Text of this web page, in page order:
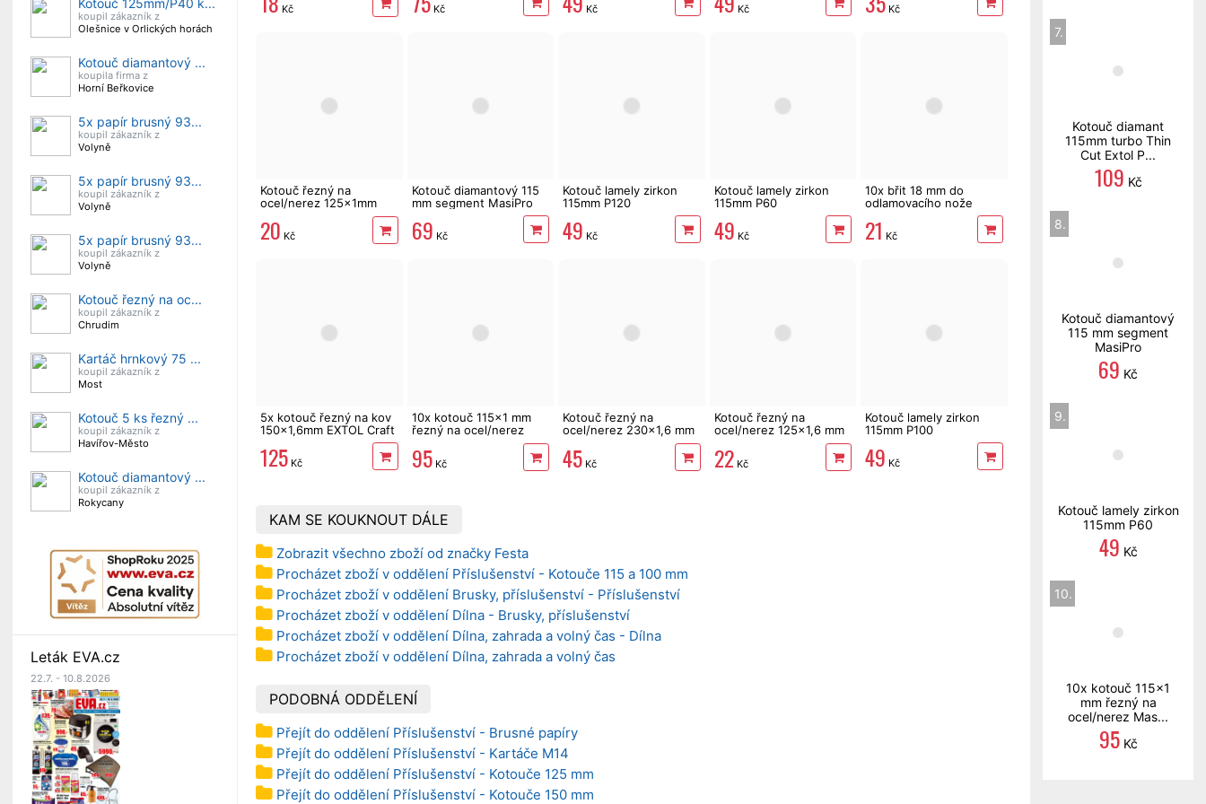
Kotouč 125mm/P40 k...
koupil zákazník z
Olešnice v Orlických horách
Kotouč diamantový ...
koupila firma z
Horní Beřkovice
5x papír brusný 93...
koupil zákazník z
Volyně
5x papír brusný 93...
koupil zákazník z
Volyně
5x papír brusný 93...
koupil zákazník z
Volyně
Kotouč řezný na oc...
koupil zákazník z
Chrudim
Kartáč hrnkový 75 ...
koupil zákazník z
Most
Kotouč 5 ks řezný ...
koupil zákazník z
Havířov-Město
Kotouč diamantový ...
koupil zákazník z
Rokycany
Leták EVA.cz
22.7. - 10.8.2026
Kč Kč Kč Kč Kč
Kotouč řezný na
ocel/nerez 125x1mm
20 Kč
Kotouč diamantový 115
mm segment MasiPro
69 Kč
Kotouč lamely zirkon
115mm P120
49 Kč
Kotouč lamely zirkon
115mm P60
49 Kč
10x břit 18 mm do
odlamovacího nože
21 Kč
5x kotouč řezný na kov
150x1,6mm EXTOL Craft
125 Kč
10x kotouč 115x1 mm
řezný na ocel/nerez
95Kč
Kotouč řezný na
ocel/nerez 230x1,6 mm
45 Kč
Kotouč řezný na
ocel/nerez 125x1,6 mm
22 Kč
Kotouč lamely zirkon
115mm P100
49 Kč
KAM SE KOUKNOUT DÁLE
Zobrazit všechno zboží od značky Festa
Procházet zboží v oddělení Příslušenství - Kotouče 115 a 100 mm
Procházet zboží v oddělení Brusky, příslušenství - Příslušenství
Procházet zboží v oddělení Dílna - Brusky, příslušenství
Procházet zboží v oddělení Dílna, zahrada a volný čas - Dílna
Procházet zboží v oddělení Dílna, zahrada a volný čas
PODOBNÁ ODDĚLENÍ
Přejít do oddělení Příslušenství - Brusné papíry
Přejít do oddělení Příslušenství - Kartáče M14
Přejít do oddělení Příslušenství - Kotouče 125 mm
Přejít do oddělení Příslušenství - Kotouče 150 mm
7.
Kotouč diamant
115mm turbo Thin
Cut Extol P...
109 Kč
8.
Kotouč diamantový
115 mm segment
MasiPro
69 Kč
9.
Kotouč lamely zirkon
115mm P60
49 Kč
10.
10x kotouč 115x1
mm řezný na
ocel/nerez Mas...
95Kč